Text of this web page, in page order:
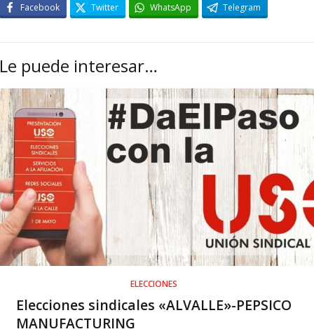
Facebook Twitter WhatsApp Telegram
Le puede interesar…
ELECCIONES
Elecciones sindicales «ALVALLE»-PEPSICO
MANUFACTURING